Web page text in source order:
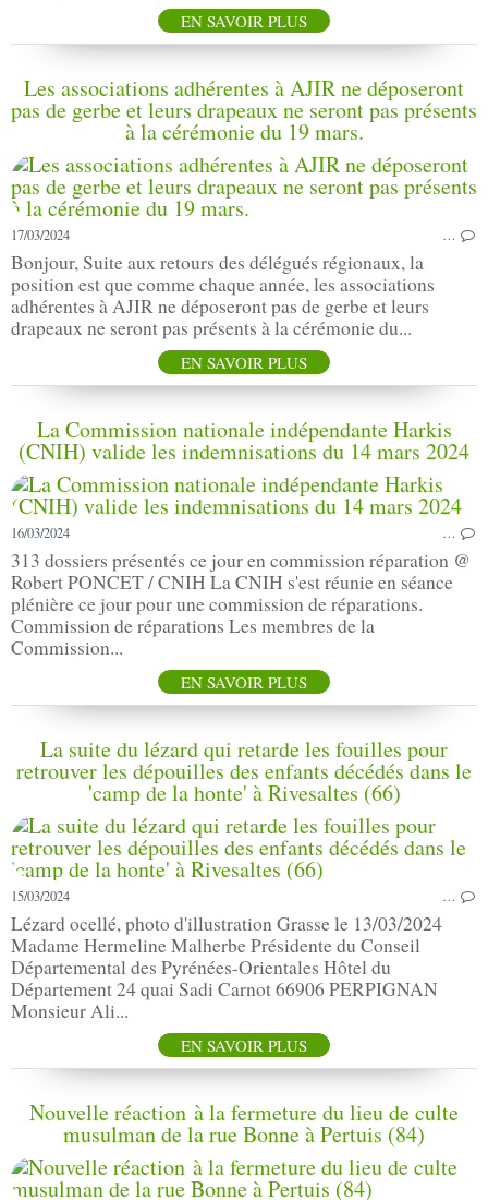
EN SAVOIR PLUS
Les associations adhérentes à AJIR ne déposeront
pas de gerbe et leurs drapeaux ne seront pas présents
à la cérémonie du 19 mars.
17/03/2024 …
Bonjour, Suite aux retours des délégués régionaux, la
position est que comme chaque année, les associations
adhérentes à AJIR ne déposeront pas de gerbe et leurs
drapeaux ne seront pas présents à la cérémonie du...
EN SAVOIR PLUS
La Commission nationale indépendante Harkis
(CNIH) valide les indemnisations du 14 mars 2024
16/03/2024 …
313 dossiers présentés ce jour en commission réparation @
Robert PONCET / CNIH La CNIH s'est réunie en séance
plénière ce jour pour une commission de réparations.
Commission de réparations Les membres de la
Commission...
EN SAVOIR PLUS
La suite du lézard qui retarde les fouilles pour
retrouver les dépouilles des enfants décédés dans le
'camp de la honte' à Rivesaltes (66)
15/03/2024 …
Lézard ocellé, photo d'illustration Grasse le 13/03/2024
Madame Hermeline Malherbe Présidente du Conseil
Départemental des Pyrénées-Orientales Hôtel du
Département 24 quai Sadi Carnot 66906 PERPIGNAN
Monsieur Ali...
EN SAVOIR PLUS
Nouvelle réaction à la fermeture du lieu de culte
musulman de la rue Bonne à Pertuis (84)